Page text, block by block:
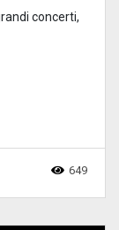
concerti,
649